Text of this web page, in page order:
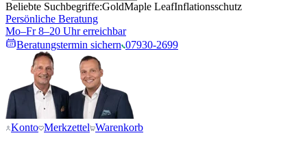
Beliebte Suchbegriffe:GoldMaple LeafInflationsschutz
Persönliche Beratung
Mo–Fr 8–20 Uhr erreichbar
Beratungstermin sichern 07930-2699
Konto Merkzettel Warenkorb